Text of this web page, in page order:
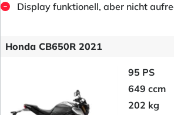
Display funktionell, aber nicht
Honda CB650R 2021
95 PS
649 ccm
202 kg